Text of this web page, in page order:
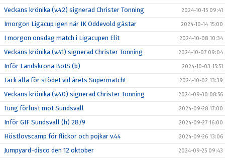
Veckans krönika (v.42) signerad Christer Tonning 2024-10-15 09:41
Imorgon Ligacup igen när IK Oddevold gästar 2024-10-14 15:00
I morgon onsdag match i Ligacupen Elit 2024-10-08 10:34
Veckans krönika (v.41) signerad Christer Tonning 2024-10-07 09:04
Inför Landskrona BoIS (b) 2024-10-03 15:51
Tack alla för stödet vid årets Supermatch! 2024-10-02 13:39
Veckans krönika (v.40) signerad Christer Tonning 2024-09-30 08:56
Tung förlust mot Sundsvall 2024-09-28 17:00
Inför GIF Sundsvall (h) 28/9 2024-09-27 16:00
Höstlovscamp för flickor och pojkar v.44 2024-09-26 13:06
Jumpyard-disco den 12 oktober 2024-09-25 09:43